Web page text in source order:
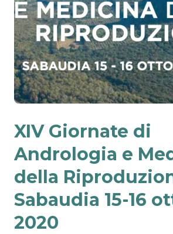
XIV Giornate di
Andrologia e
della
Sabaudia 15-16
2020